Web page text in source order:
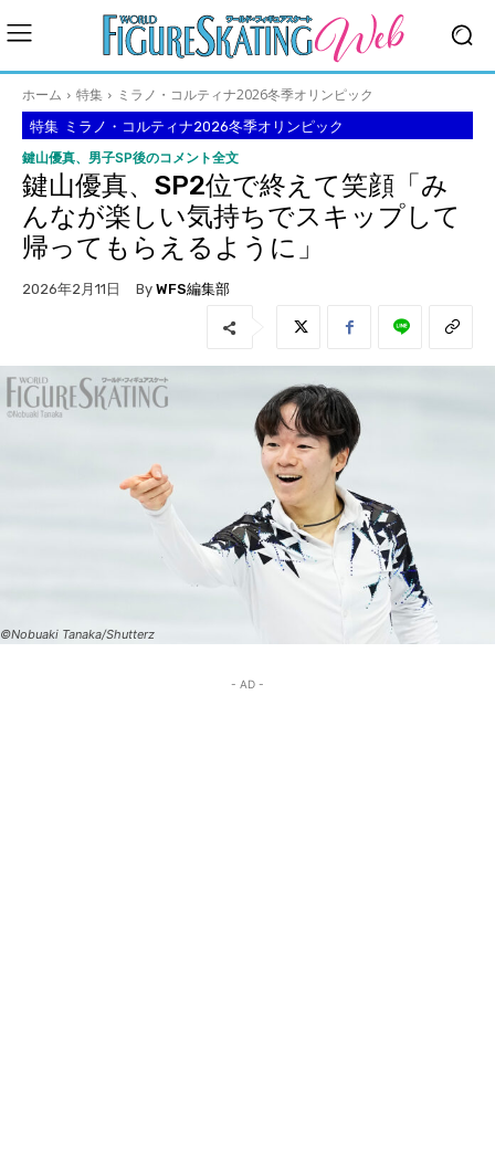
ホーム 特集 ミラノ・コルティナ2026冬季オリンピック
特集 ミラノ・コルティナ2026冬季オリンピック
鍵山優真、男子SP後のコメント全文
鍵山優真、SP2位で終えて笑顔「み
んなが楽しい気持ちでスキップして
帰ってもらえるように」
2026年2月11日 By WFS編集部
©Nobuaki Tanaka/Shutterz
- AD -